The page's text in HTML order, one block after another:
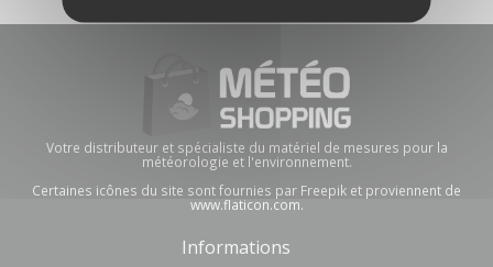
Votre distributeur et spécialiste du matériel de mesures pour la
météorologie et l'environnement.
Certaines icônes du site sont fournies par Freepik et proviennent de
www.flaticon.com.
Informations